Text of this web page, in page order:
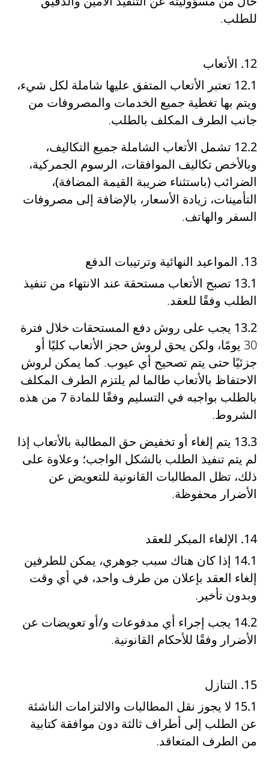
للطلب.
12. الأتعاب
12.1 تعتبر الأتعاب المتفق عليها شاملة لكل شيء،
ويتم بها تغطية جميع الخدمات والمصروفات من
جانب الطرف المكلف بالطلب.
12.2 تشمل الأتعاب الشاملة جميع التكاليف،
وبالأخص تكاليف الموافقات، الرسوم الجمركية،
الضرائب (باستثناء ضريبة القيمة المضافة)،
التأمينات، زيادة الأسعار، بالإضافة إلى مصروفات
السفر والهاتف.
13. المواعيد النهائية وترتيبات الدفع
13.1 تصبح الأتعاب مستحقة عند الانتهاء من تنفيذ
الطلب وفقًا للعقد.
13.2 يجب على روش دفع المستحقات خلال فترة
30 يومًا، ولكن يحق لروش
حجز الأتعاب كليًا أو
جزئيًا حتى يتم تصحيح أي عيوب. كما يمكن لروش
الاحتفاظ بالأتعاب طالما لم يلتزم الطرف المكلف
بالطلب بواجبه في التسليم وفقًا للمادة 7 من هذه
الشروط.
13.3 يتم إلغاء أو تخفيض حق المطالبة بالأتعاب إذا
لم يتم تنفيذ الطلب بالشكل الواجب؛ وعلاوة على
ذلك، تظل المطالبات القانونية للتعويض عن
الأضرار محفوظة.
14. الإلغاء المبكر للعقد
14.1 إذا كان هناك سبب جوهري، يمكن للطرفين
إلغاء العقد بإعلان من طرف واحد، في أي وقت
وبدون تأخير .
14.2 يجب إجراء أي مدفوعات و/أو تعويضات عن
الأضرار وفقًا للأحكام القانونية.
15. التنازل
15.1 لا يجوز نقل المطالبات والالتزامات الناشئة
عن الطلب إلى أطراف ثالثة دون موافقة كتابية
من الطرف المتعاقد.